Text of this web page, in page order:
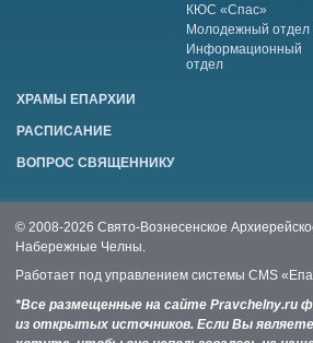
КЮС «Спас»
Молодежный отдел
Информационный
отдел
ХРАМЫ ЕПАРХИИ
РАСПИСАНИЕ
ВОПРОС СВЯЩЕННИКУ
© 2008-2026 Свято-Вознесенское
Набережные Челны.
Работает под управлением системы CMS
*Все размещенные на сайте Pravchelny.ru
из открытых источников. Если Вы